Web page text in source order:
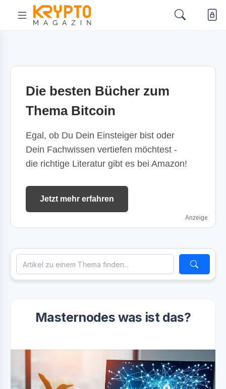
Die besten Bücher zum
Thema Bitcoin
Egal, ob Du Dein Einsteiger bist oder
Dein Fachwissen vertiefen möchtest -
die richtige Literatur gibt es bei Amazon!
Jetzt mehr erfahren
Anzeige
Masternodes was ist das?